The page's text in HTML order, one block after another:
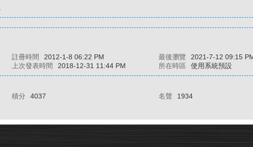
註冊時間 2012-1-8 06:22 PM 最後瀏覽
2021-7-12 09:15
上次發表時間 2018-12-31 11:44 PM 所在時區 使用系統預設
積分 4037 名聲
1934